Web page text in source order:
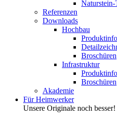
Naturstein-
Referenzen
Downloads
Hochbau
Broschüren
Infrastruktur
Broschüren
Akademie
Für Heimwerker
Unsere Originale noch